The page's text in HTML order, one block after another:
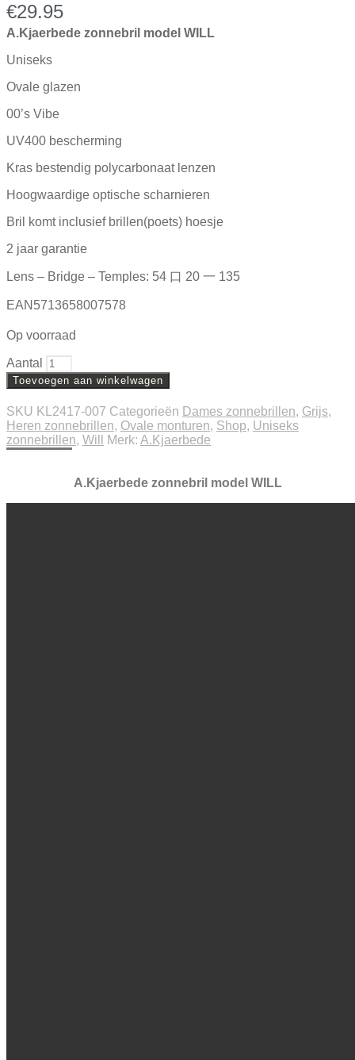
€29.95
A.Kjaerbede zonnebril model WILL
Uniseks
Ovale glazen
00’s Vibe
UV400 bescherming
Kras bestendig polycarbonaat lenzen
Hoogwaardige optische scharnieren
Bril komt inclusief brillen(poets) hoesje
2 jaar garantie
Lens – Bridge – Temples: 54 口 20 一 135
EAN5713658007578
Op voorraad
Aantal
Toevoegen aan winkelwagen
SKU KL2417-007 Categorieën Dames zonnebrillen, Grijs,
Heren zonnebrillen, Ovale monturen, Shop, Uniseks
zonnebrillen, Will Merk: A.Kjaerbede
A.Kjaerbede zonnebril model WILL